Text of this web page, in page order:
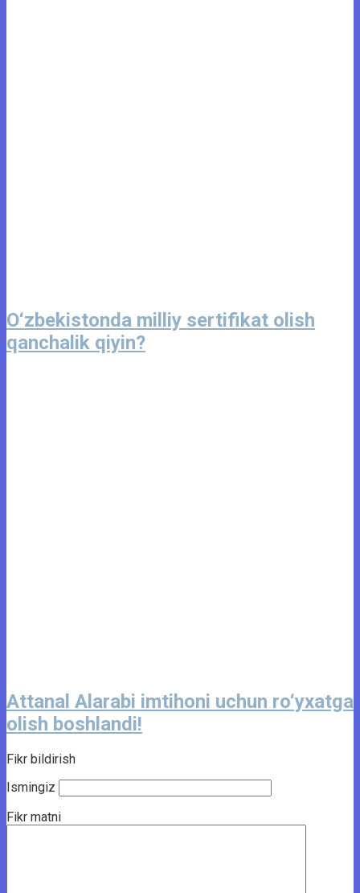
O‘zbekistonda milliy sertifikat olish
qanchalik qiyin?
Attanal Alarabi imtihoni uchun ro‘yxatga
olish boshlandi!
Fikr bildirish
Ismingiz
Fikr matni